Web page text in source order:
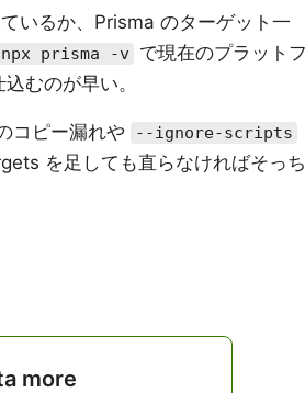
いるか、Prisma のターゲット一
npx prisma -v で現在のプラット
むのが早い。
コピー漏れや --ignore-scripts
を足しても直らなければそっち
more